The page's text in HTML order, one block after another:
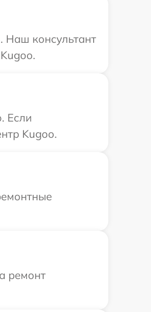
Наш консультант
Если
Kugoo.
ремонт